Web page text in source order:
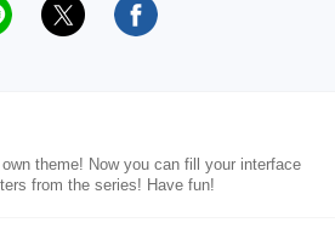
theme! Now you can fill your interface
from the series! Have fun!